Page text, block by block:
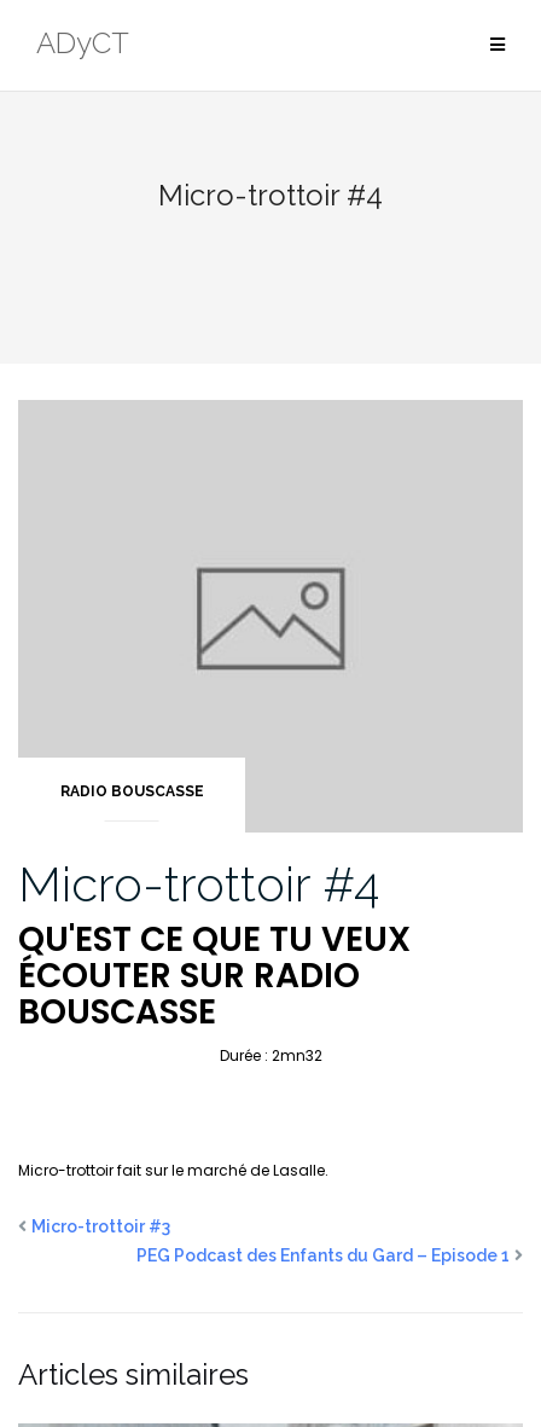
ADyCT
Micro-trottoir #4
RADIO BOUSCASSE
Micro-trottoir #4
QU'EST CE QUE TU VEUX
ÉCOUTER SUR RADIO
BOUSCASSE
Durée : 2mn32
Micro-trottoir fait sur le marché de Lasalle.
Micro-trottoir #3
PEG Podcast des Enfants du Gard – Episode 1
Articles similaires